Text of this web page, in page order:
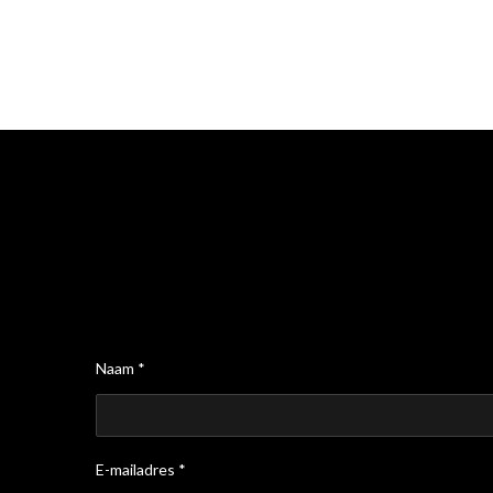
Naam *
E-mailadres *